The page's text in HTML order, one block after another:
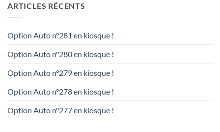
ARTICLES RÉCENTS
Option Auto n°281 en kiosque !
Option Auto n°280 en kiosque !
Option Auto n°279 en kiosque !
Option Auto n°278 en kiosque !
Option Auto n°277 en kiosque !